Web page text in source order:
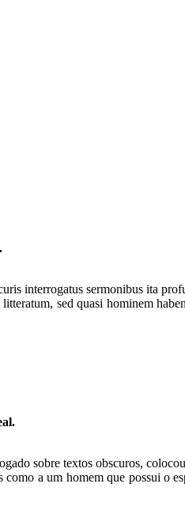
interrogatus sermonibus ita
sed quasi hominem
sobre textos obscuros,
a um homem que possui o